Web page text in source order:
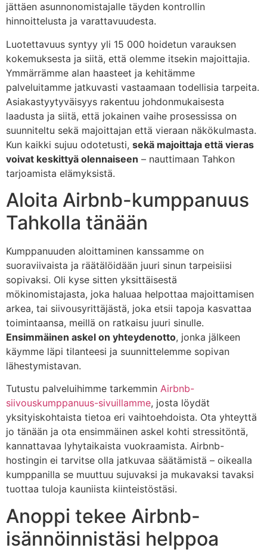
jättäen asunnonomistajalle täyden kontrollin
hinnoittelusta ja varattavuudesta.
Luotettavuus syntyy yli 15 000 hoidetun varauksen
kokemuksesta ja siitä, että olemme itsekin majoittajia.
Ymmärrämme alan haasteet ja kehitämme
palveluitamme jatkuvasti vastaamaan todellisia tarpeita.
Asiakastyytyväisyys rakentuu johdonmukaisesta
laadusta ja siitä, että jokainen vaihe prosessissa on
suunniteltu sekä majoittajan että vieraan näkökulmasta.
Kun kaikki sujuu odotetusti, sekä majoittaja että vieras
voivat keskittyä olennaiseen – nauttimaan Tahkon
tarjoamista elämyksistä.
Aloita Airbnb-kumppanuus
Tahkolla tänään
Kumppanuuden aloittaminen kanssamme on
suoraviivaista ja räätälöidään juuri sinun tarpeisiisi
sopivaksi. Oli kyse sitten yksittäisestä
mökinomistajasta, joka haluaa helpottaa majoittamisen
arkea, tai siivousyrittäjästä, joka etsii tapoja kasvattaa
toimintaansa, meillä on ratkaisu juuri sinulle.
Ensimmäinen askel on yhteydenotto, jonka jälkeen
käymme läpi tilanteesi ja suunnittelemme sopivan
lähestymistavan.
Tutustu palveluihimme tarkemmin Airbnb-
siivouskumppanuus-sivuillamme, josta löydät
yksityiskohtaista tietoa eri vaihtoehdoista. Ota yhteyttä
jo tänään ja ota ensimmäinen askel kohti stressitöntä,
kannattavaa lyhytaikaista vuokraamista. Airbnb-
hostingin ei tarvitse olla jatkuvaa säätämistä – oikealla
kumppanilla se muuttuu sujuvaksi ja mukavaksi tavaksi
tuottaa tuloja kauniista kiinteistöstäsi.
Anoppi tekee Airbnb-
isännöinnistäsi helppoa